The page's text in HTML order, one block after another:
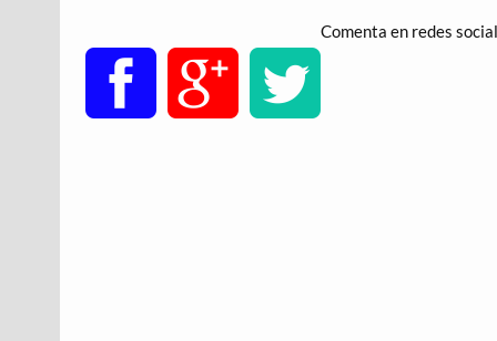
Comenta en redes